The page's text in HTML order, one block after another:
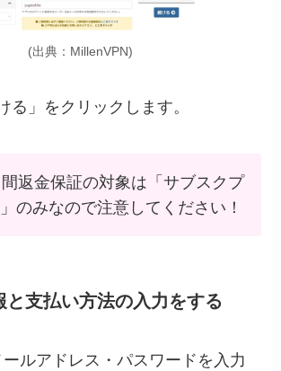
(出典：MillenVPN)
る」をクリックします。
返金保証の対象は「サブスクプ
のみなので注意してください！
と支払い方法の入力をする
ルアドレス・パスワードを入力